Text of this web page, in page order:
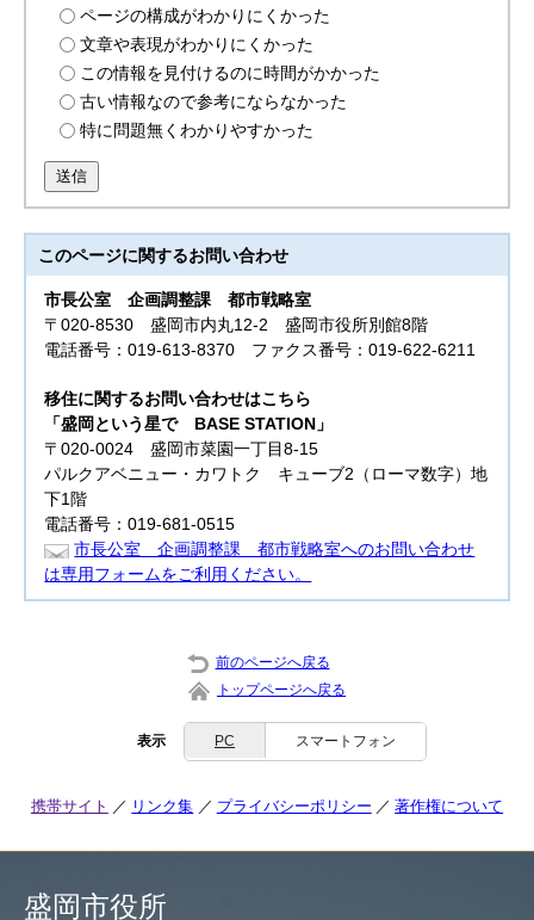
ページの構成がわかりにくかった
文章や表現がわかりにくかった
この情報を見付けるのに時間がかかった
古い情報なので参考にならなかった
特に問題無くわかりやすかった
送信
このページに関するお問い合わせ
市長公室企画調整課 都市戦略室
〒020-8530 盛岡市内丸12-2 盛岡市役所別館8階
電話番号：019-613-8370 ファクス番号：019-622-6211
移住に関するお問い合わせはこちら
「盛岡という星で BASE STATION」
〒020-0024 盛岡市菜園一丁目8-15
パルクアベニュー・カワトク キューブ2（ローマ数字）地
下1階
電話番号：019-681-0515
市長公室 企画調整課 都市戦略室へのお問い合わせ
は専用フォームをご利用ください。
前のページへ戻る
トップページへ戻る
表示 PC スマートフォン
携帯サイト リンク集 プライバシーポリシー 著作権について
盛岡市役所